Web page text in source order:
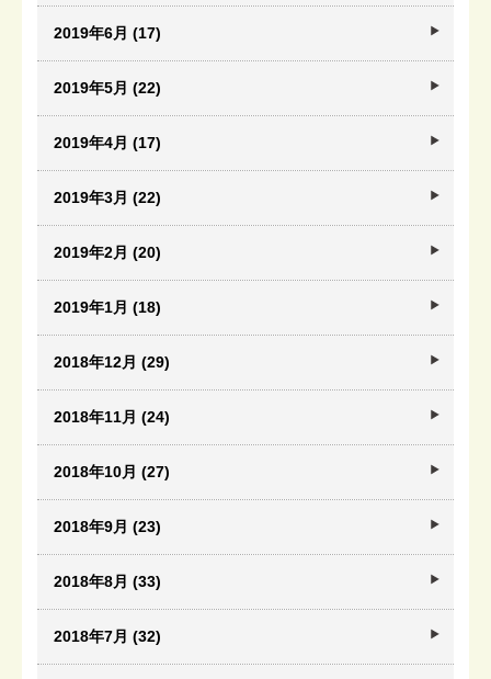
2019年6月 (17)
2019年5月 (22)
2019年4月 (17)
2019年3月 (22)
2019年2月 (20)
2019年1月 (18)
2018年12月 (29)
2018年11月 (24)
2018年10月 (27)
2018年9月 (23)
2018年8月 (33)
2018年7月 (32)